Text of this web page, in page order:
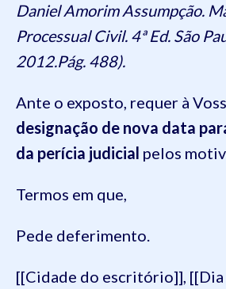
Daniel Amorim Assumpção.
Processual Civil. 4ª Ed. São
2012.Pág. 488).
Ante o exposto, requer à
designação de nova data
da perícia judicial pelos
Termos em que,
Pede deferimento.
[[Cidade do escritório]],